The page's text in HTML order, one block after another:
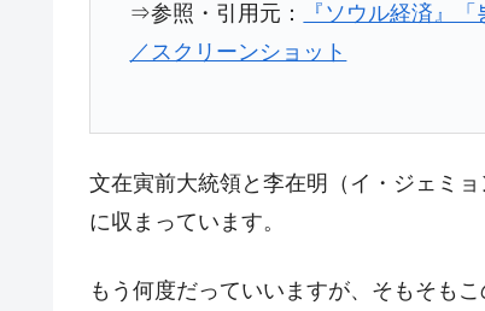
発動！
『Money1』 IT産業は人を雇用する効果は低
『Money1』 韓国化学企業最大手『ロッテケ
Fact1 日本の誇る海洋資源調査船『白嶺』は
Fact1 夏の甲子園、優勝校を最も多く輩出
⇒参照・引用元：
『ソウル経済』
／スクリーンショット
文在寅前大統領と李在明（イ・ジェミ
に収まっています。
もう何度だっていいますが、そもそも